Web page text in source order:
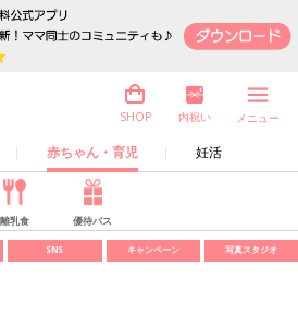
赤ちゃん・育児 妊活
SHOP 内祝い メニュー
離乳食 優待パス
SNS キャンペーン 写真スタジオ